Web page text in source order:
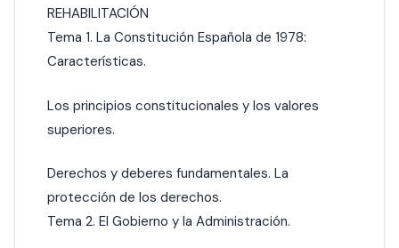
REHABILITACIÓN
Tema 1. La Constitución Española de 1978:
Características.
Los principios constitucionales y los valores
superiores.
Derechos y deberes fundamentales. La
protección de los derechos.
Tema 2. El Gobierno y la Administración.